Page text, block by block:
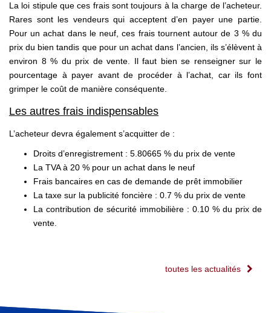
La loi stipule que ces frais sont toujours à la charge de l’acheteur.
Rares sont les vendeurs qui acceptent d’en payer une partie.
Pour un achat dans le neuf, ces frais tournent autour de 3 % du
prix du bien tandis que pour un achat dans l’ancien, ils s’élèvent à
environ 8 % du prix de vente. Il faut bien se renseigner sur le
pourcentage à payer avant de procéder à l’achat, car ils font
grimper le coût de manière conséquente.
Les autres frais indispensables
L’acheteur devra également s’acquitter de :
Droits d’enregistrement : 5.80665 % du prix de vente
La TVA à 20 % pour un achat dans le neuf
Frais bancaires en cas de demande de prêt immobilier
La taxe sur la publicité foncière : 0.7 % du prix de vente
La contribution de sécurité immobilière : 0.10 % du prix de
vente.
toutes les actualités